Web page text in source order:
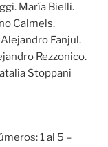
María Bielli.
Calmels.
Fanjul.
Rezzonico.
Stoppani
1 al 5 –